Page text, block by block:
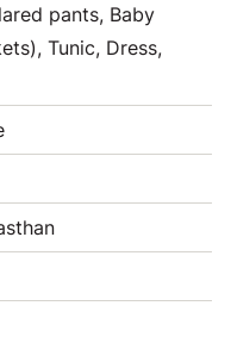
pants, Baby
Tunic, Dress,